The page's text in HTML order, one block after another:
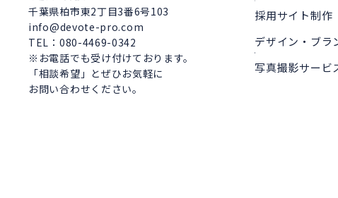
千葉県柏市東2丁目3番6号103
info@devote-pro.com
TEL：080-4469-0342
※お電話でも受け付けております。
「相談希望」とぜひお気軽に
お問い合わせください。
採用サイト制作
デザイン・ブラ
写真撮影サービ